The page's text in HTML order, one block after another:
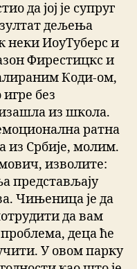
да јој је супруг
дељења
неки ИоуТуберс и
Фирестицкс и
Коди-ом,
без
из школа.
ратна
из Србије, молим.
изволите:
представљају
Чињеница је да
да вам
деца ће
У овом парку